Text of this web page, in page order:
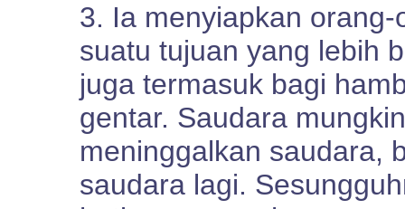
3. Ia menyiapkan
suatu tujuan yang lebih
juga termasuk bagi
gentar. Saudara
meninggalkan saudara,
saudara lagi.